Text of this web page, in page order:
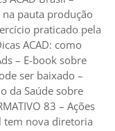
na pauta produção
praticado pela
ACAD: como
– E-book sobre
ser baixado –
da Saúde sobre
83 – Ações
tem nova diretoria